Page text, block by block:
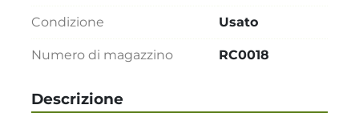
Descrizione
Condizione Usato
Numero di magazzino RC0018